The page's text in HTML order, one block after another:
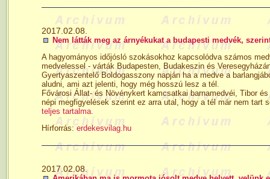
2017.02.08.
Nem látták meg az árnyékukat a budapesti medvék,
A hagyományos időjósló szokásokhoz kapcsolódva számos
medvelessel - várták Budapesten, Budakeszin és
Gyertyaszentelő Boldogasszony napján ha a medve a
aludni, ami azt jelenti, hogy még hosszú lesz a tél.
Fővárosi Állat- és Növénykert kamcsatkai barnamedvéi, Tibor
népi megfigyelések szerint ez arra utal, hogy a tél már nem
teljes tartalma.
Hírforrás: erdekesvilag.hu
2017.02.08.